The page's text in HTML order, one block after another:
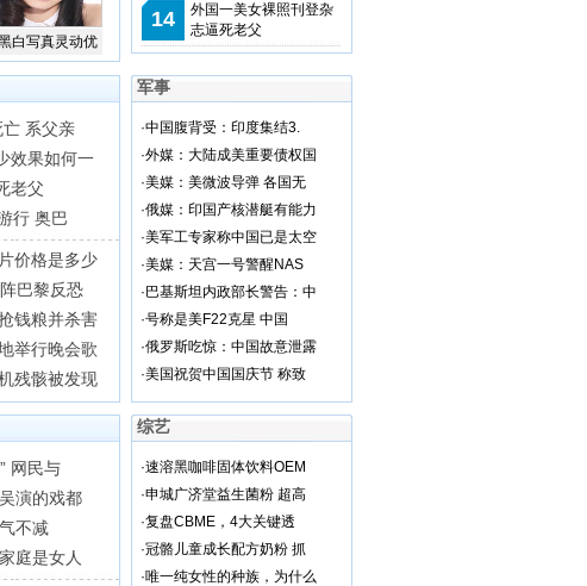
白写真灵动优
14
外国一美女裸照刊登杂
志逼死老父
系父亲
效果如何一
老父
行 奥巴
价格是多少
巴黎反恐
钱粮并杀害
举行晚会歌
残骸被发现
军事
·中国腹背受：印度集结3.
·外媒：大陆成美重要债权国
·美媒：美微波导弹 各国无
·俄媒：印国产核潜艇有能力
·美军工专家称中国已是太空
·美媒：天宫一号警醒NAS
· 巴基斯坦内政部长警告：中
·号称是美F22克星 中国
·俄罗斯吃惊：中国故意泄露
·美国祝贺中国国庆节 称致
网民与
演的戏都
不减
庭是女人
综艺
·速溶黑咖啡固体饮料OEM
·申城广济堂益生菌粉 超高
·复盘CBME，4大关键透
·冠骼儿童成长配方奶粉 抓
·唯一纯女性的种族，为什么